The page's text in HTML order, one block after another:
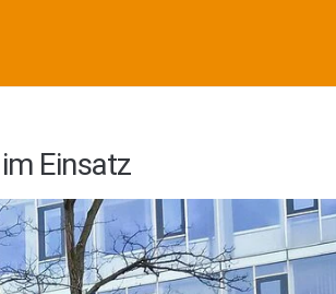
Einsatz